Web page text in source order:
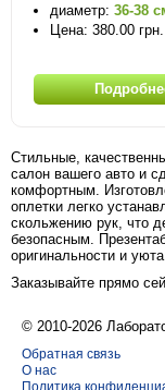
диаметр: 36-38
Цена: 380.00 грн.
Стильные,
салон вашего авто и
комфортным.
оплетки легко
скольжению рук, что
безопасным.
оригинальности и
Заказывайте прямо
© 2010-2026
Обратная связь
О нас
Политика